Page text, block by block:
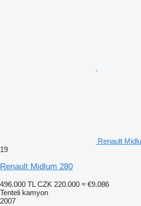
Renault
19
Renault Midlum 280
496.000 TL CZK 220.000 ≈ €9.086
Tenteli kamyon
2007